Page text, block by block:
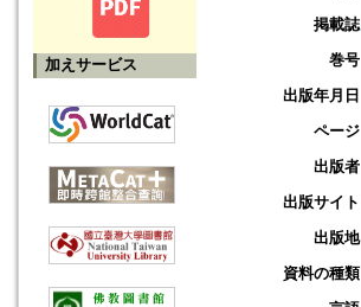
加えサービス
掲載誌
巻号
出版年月日
ページ
出版者
出版サイト
出版地
資料の種類